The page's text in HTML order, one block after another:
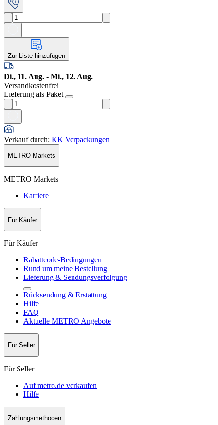
Zur Liste hinzufügen
Di., 11. Aug. - Mi., 12. Aug.
Versandkostenfrei
Lieferung als Paket
Verkauf durch: KK Verpackungen
METRO Markets
METRO Markets
Karriere
Für Käufer
Für Käufer
Rabattcode-Bedingungen
Rund um meine Bestellung
Lieferung & Sendungsverfolgung
Rücksendung & Erstattung
Hilfe
FAQ
Aktuelle METRO Angebote
Für Seller
Für Seller
Auf metro.de verkaufen
Hilfe
Zahlungsmethoden